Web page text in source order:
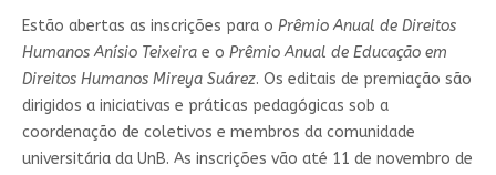
Estão abertas as inscrições para o Prêmio Anual de Direitos
Humanos Anísio Teixeirae o Prêmio Anual de Educação em
Direitos Humanos Mireya Suárez. Os editais de premiação são
dirigidos a iniciativas e práticas pedagógicas sob a
coordenação de coletivos e membros da comunidade
universitária da UnB. As inscrições vão até 11 de novembro de